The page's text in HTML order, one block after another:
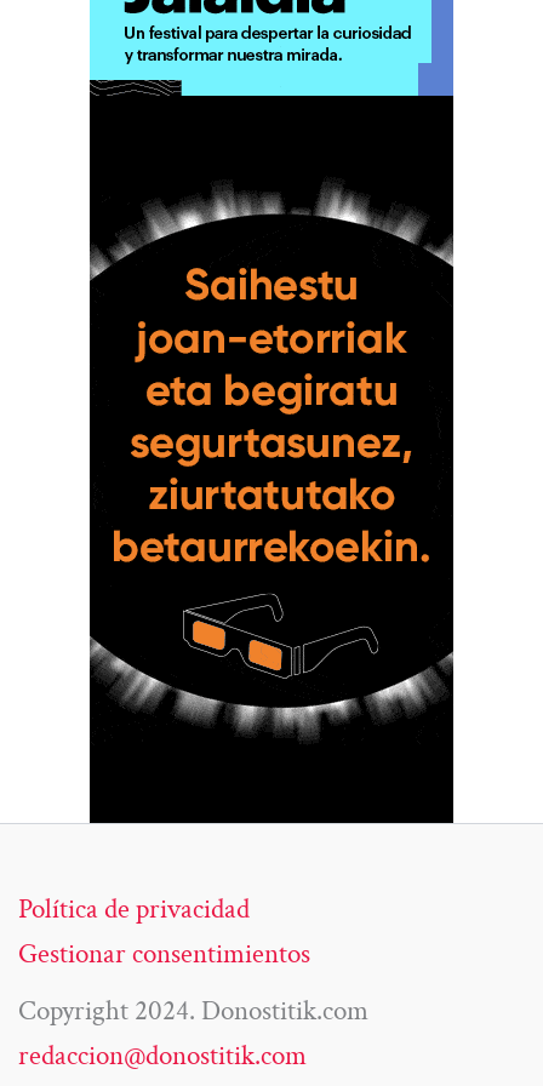
Política de privacidad
Gestionar consentimientos
Copyright 2024. Donostitik.com
redaccion@donostitik.com